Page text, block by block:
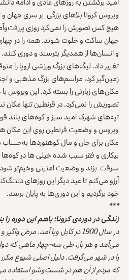
ویروس کرونا بلاهای بزرگی بر سری جهان
هیچ کس تصورش را نمی‌کرد روزی
جهان ساکت و خلوت شوند. همه‌ را در
و انسان‌ها از همدیگر بترسند و دوری
تغییر داد. لیگ‌های بزرگ ورزشی اروپا را
زمین‌گیر کرد، مراسم‌های بزرگ مذهبی و
مکان‌های زیارتی را بسته کرد. این ویروس
تصوریش را نمی‌کرد. در قرنطین تنها مکان
تپه‌های شهرک امید سبز و کوه‌های بلند
ویروس و وضعیت قرنطین روی این مکان
مکان برای جان و مال کوهنوردها
بیکاری و فقر سبب شده خیلی ها در
سرقت بزند و وضعیت امنیتی وخیم‌تر
آرزو می‌کنم تا عید دیگر این روزهای
خود برگردیم و این دوری‌ها به پایان برسد.
***
زندگی در دوره‌ی کرونا؛ باهم این دوره را
در سال 1900 در کابل وبا آمد.
می‌آمد و هر بار، طی سه-چهار ماهی که
را در شهر می‌گرفت. دلیل اصلی شیوع
که مردم از آن هم در شست‌وشو استفاده